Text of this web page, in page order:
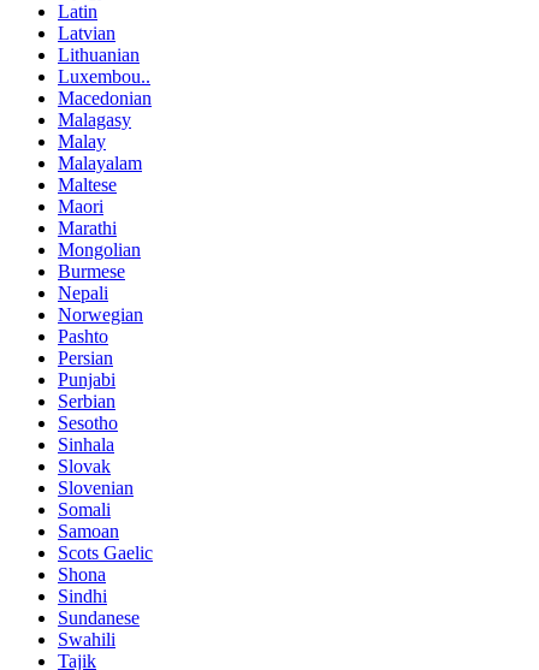
Latin
Latvian
Lithuanian
Luxembou..
Macedonian
Malagasy
Malay
Malayalam
Maltese
Maori
Marathi
Mongolian
Burmese
Nepali
Norwegian
Pashto
Persian
Punjabi
Serbian
Sesotho
Sinhala
Slovak
Slovenian
Somali
Samoan
Scots Gaelic
Shona
Sindhi
Sundanese
Swahili
Tajik